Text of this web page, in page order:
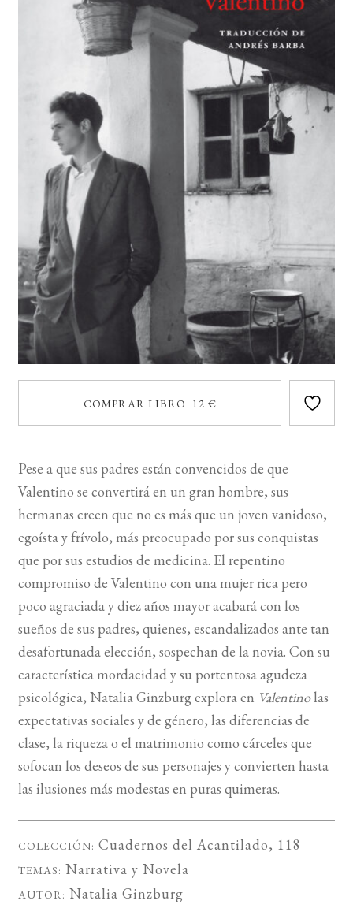
BUSCAR
LISTA DE LIBROS
COMPRAR LIBRO 12 €
Pese a que sus padres están convencidos de que
Valentino se convertirá en un gran hombre, sus
hermanas creen que no es más que un joven vanidoso,
egoísta y frívolo, más preocupado por sus conquistas
que por sus estudios de medicina. El repentino
compromiso de Valentino con una mujer rica pero
poco agraciada y diez años mayor acabará con los
sueños de sus padres, quienes, escandalizados ante tan
desafortunada elección, sospechan de la novia. Con su
característica mordacidad y su portentosa agudeza
psicológica, Natalia Ginzburg explora en Valentinolas
expectativas sociales y de género, las diferencias de
clase, la riqueza o el matrimonio como cárceles que
sofocan los deseos de sus personajes y convierten hasta
las ilusiones más modestas en puras quimeras.
COLECCIÓN: Cuadernos del Acantilado, 118
TEMAS: Narrativa y Novela
AUTOR: Natalia Ginzburg